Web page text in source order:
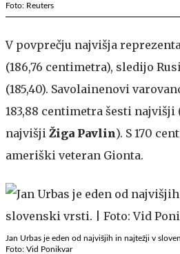
Foto: Reuters
V povprečju najvišja
(186,76 centimetra), sledijo
(185,40). Savolainenovi
183,88 centimetra šesti najvišji
najvišji Žiga Pavlin). S 170
ameriški veteran Gionta.
Jan Urbas je eden od najvišjih in najtežji v
Foto: Vid Ponikvar